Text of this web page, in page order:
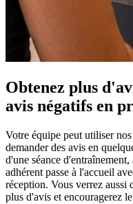
Obtenez plus
avis négatifs en
Votre équipe peut utiliser
demander des avis en
d'une séance
adhérent passe à l'accueil
réception. Vous verrez aussi
plus d'avis et encouragerez